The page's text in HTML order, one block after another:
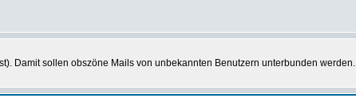
Damit sollen obszöne Mails von unbekannten Benutzern unterbunden werden.